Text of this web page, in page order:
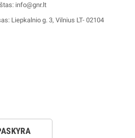
info@gnr.lt
Liepkalnio g. 3, Vilnius LT- 02104